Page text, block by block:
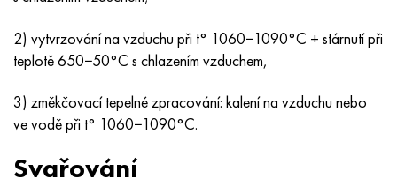
2) vytvrzování na vzduchu při t° 1060−1090°С + stárnutí při
teplotě 650−50°С s chlazením vzduchem,
3) změkčovací tepelné zpracování: kalení na vzduchu nebo
ve vodě při t° 1060−1090°C.
Svařování